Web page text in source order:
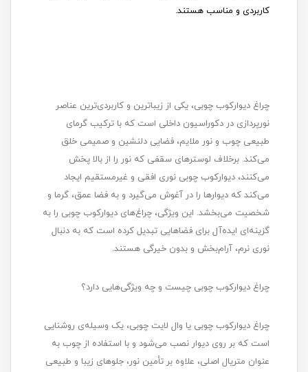
کاربردی و مناسب هستند.
چراغ دیوارکوب چوبی، یکی از زیباترین و کاربردی‌ترین عناصر
نورپردازی در دکوراسیون داخلی است که با ترکیب گرمای
طبیعی چوب و نور ملایم، فضایی دلنشین و صمیمی خلق
می‌کند. برخلاف لوسترهای سقفی که نور را از بالا پخش
می‌کنند، دیوارکوب چوبی نوری افقی و غیرمستقیم ایجاد
می‌کند که دیوارها را در آغوش می‌گیرد و به فضا عمق، گرما و
شخصیت می‌بخشد. این ویژگی، چراغ‌های دیوارکوب چوبی را به
گزینه‌ای ایده‌آل برای فضاهایی تبدیل کرده است که به دنبال
نوری نرم، آرام‌بخش و بدون خیرگی هستند.
چراغ دیوارکوب چوبی چیست و چه ویژگی‌هایی دارد؟
چراغ دیوارکوب چوبی یا وال لایت چوبی، یک وسیله‌ی روشنایی
است که بر روی دیوار نصب می‌شود و با استفاده از چوب به
عنوان متریال اصلی، علاوه بر تأمین نور، جلوهای زیبا و طبیعی